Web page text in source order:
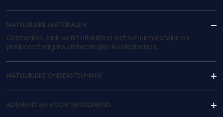
NATUURLIJKE MATERIALEN
Gebroeders Jonk werkt uitsluitend met natuurmaterialen en
produceert volgens ambachtelijke kwaliteitseisen.
NATUURLIJKE ONDERSTEUNING
ADEMEND EN VOCHTREGULEREND